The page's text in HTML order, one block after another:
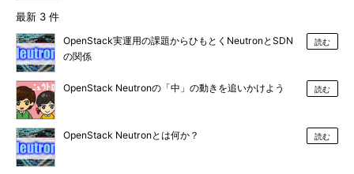
最新 3 件
OpenStack実運用の課題からひもとくNeutronとSDN
の関係
読む
OpenStack Neutronの「中」の動きを追いかけよう 読む
OpenStack Neutronとは何か？ 読む